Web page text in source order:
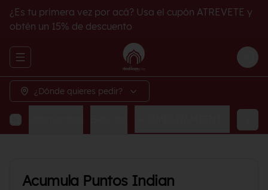
¿Es tu primera vez por acá? Usa el cupón ATREVETE y
obtén un 15% de descuento
Abrir menu de navegación
¿Dónde quieres pedir?
Acumula Puntos Indian